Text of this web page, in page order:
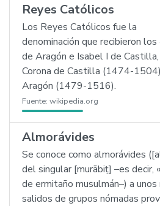
Reyes Católicos
Los Reyes Católicos fue la
denominación que recibieron
de Aragón e Isabel I de
Corona de Castilla (1474-
Aragón (1479-1516).
Fuente: wikipedia.org
Almorávides
Se conoce como almorávides
del singular [murābiṭ] –es decir,
de ermitaño musulmán–) a
salidos de grupos nómadas